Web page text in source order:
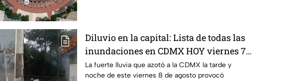
Diluvio en la capital: Lista de todas las
inundaciones en CDMX HOY viernes 7
de agosto
La fuerte lluvia que azotó a la CDMX la tarde y
noche de este viernes 8 de agosto provocó